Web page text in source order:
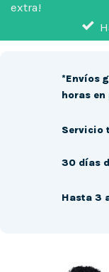
extra!
*Envíos
horas
Servicio
30 días
Hasta 3